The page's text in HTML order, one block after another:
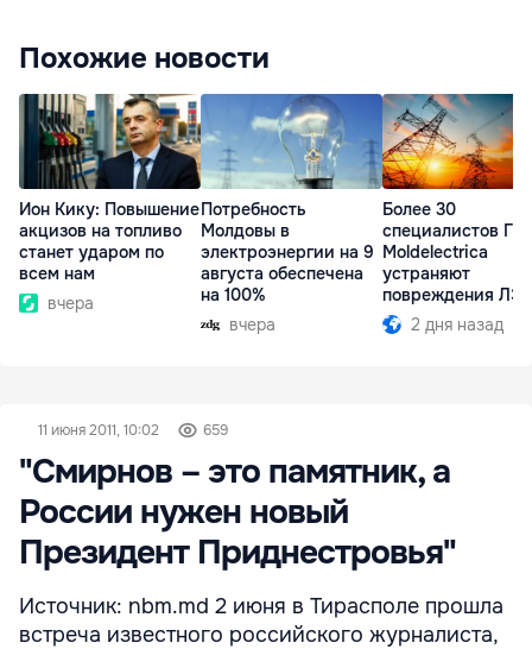
Похожие новости
Ион Кику: Повышение
акцизов на топливо
станет ударом по
всем нам
вчера
Потребность
Молдовы в
электроэнергии на 9
августа обеспечена
на 100%
вчера
Более 30
специалистов ГП
Moldelectrica
устраняют
повреждения
Бельцы-
2 дня назад
11 июня 2011, 10:02 659
"Смирнов – это памятник, а
России нужен новый
Президент Приднестровья"
Источник: nbm.md 2 июня в Тирасполе прошла
встреча известного российского журналиста,